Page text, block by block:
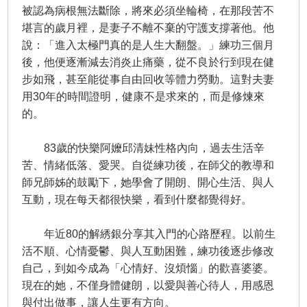
被認為病根無法斷除，將來必須坐輪椅，在那段苦不
堪言的歲月裡，是妻子不離不棄的守護支撐著他。​他
說：「進入太極門真的是人生大翻盤。」練功三個月
後，他便逐漸減去消炎止痛藥，從不良於行到現在健
步如飛，甚至能從事自由回收等體力勞動。這對夫妻
用30年的時間證明，健康不是求來的，而是修煉來
的。
​​ 83歲的快樂阿嬤邱清妹性格內向，過去生活辛
苦、情緒低落、愛哭。自從練功後，在師父的教導和
師兄師姊的鼓勵下，她學會了開朗、開心生活、與人
互動，現在每天都很快樂，看到什麼都覺得好。
年近80的解綉銀分享其入門的心路歷程。以前生
活不順、心情憂鬱、與人互動困難，練功後逐步修改
自己，到如今成為「心情好、沒煩惱」的歡喜婆婆。
現在的她，不僅身體健朗，以愛與善心待人，用感恩
與付出做事，讓人生更有方向。